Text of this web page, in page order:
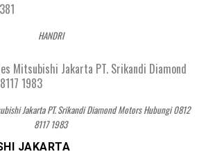
HANDRI
Jakarta PT. Srikandi Diamond Motors Hubungi 0812
8117 1983